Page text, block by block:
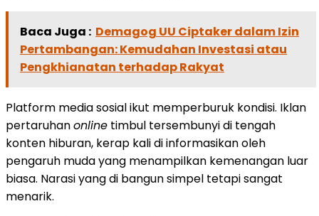
Baca Juga : Demagog UU Ciptaker dalam Izin
Pertambangan: Kemudahan Investasi atau
Pengkhianatan terhadap Rakyat
Platform media sosial ikut memperburuk kondisi. Iklan
pertaruhanonline timbul tersembunyi di tengah
konten hiburan, kerap kali di informasikan oleh
pengaruh muda yang menampilkan kemenangan luar
biasa. Narasi yang di bangun simpel tetapi sangat
menarik.